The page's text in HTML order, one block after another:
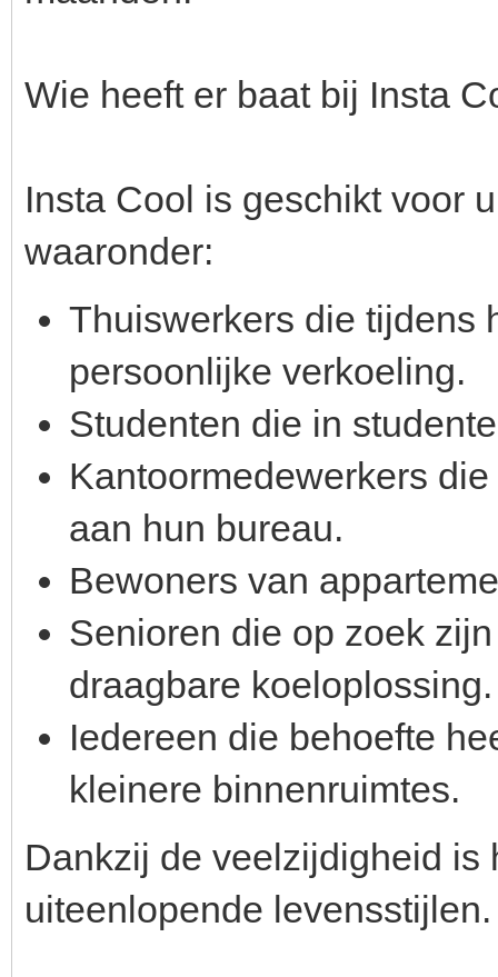
Wie heeft er baat bij Insta
Insta Cool is geschikt voor
waaronder:
Thuiswerkers die tijdens
persoonlijke verkoeling.
Studenten die in
Kantoormedewerkers
aan hun bureau.
Bewoners van
Senioren die op zoek
draagbare koeloplossing.
Iedereen die behoefte
kleinere binnenruimtes.
Dankzij de veelzijdigheid is
uiteenlopende levensstijlen.